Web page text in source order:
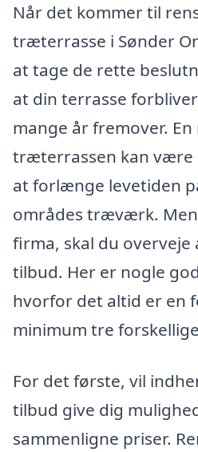
Når det kommer til
træterrasse i Sønder
at tage de rette
at din terrasse
mange år fremover.
træterrassen kan være
at forlænge levetiden
områdes træværk.
firma, skal du
tilbud. Her er nogle
hvorfor det altid er en
minimum tre
For det første, vil
tilbud give dig
sammenligne priser.